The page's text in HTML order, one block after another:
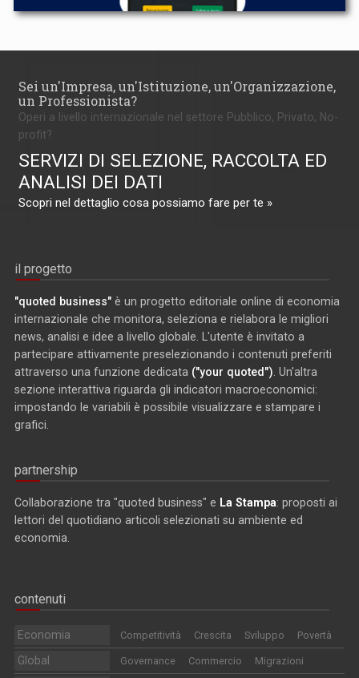
Sei un'Impresa, un'Istituzione, un'Organizzazione,
un Professionista?
Operi a livello internazionale nel settore Pubblico, Privato, No-
profit?
SERVIZI DI SELEZIONE, RACCOLTA ED
ANALISI DEI DATI
Scopri nel dettaglio cosa possiamo fare per te »
il progetto
"quoted business" è un progetto editoriale online di economia
internazionale che monitora, seleziona e rielabora le migliori
news, analisi e idee a livello globale. L'utente è invitato a
partecipare attivamente preselezionando i contenuti preferiti
attraverso una funzione dedicata ("your quoted") . Un'altra
sezione interattiva riguarda gli indicatori macroeconomici:
impostando le variabili è possibile visualizzare e stampare i
grafici.
partnership
Collaborazione tra "quoted business" e La Stampa: proposti ai
lettori del quotidiano articoli selezionati su ambiente ed
economia.
contenuti
Economia Competitività Crescita Sviluppo Povertà
Global Governance Commercio Migrazioni